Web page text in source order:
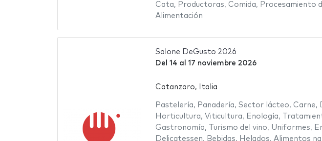
Cata, Productoras, Comida, Procesamiento
Alimentación
Salone DeGusto 2026
Del 14 al 17 noviembre 2026
Catanzaro, Italia
Pastelería, Panadería, Sector lácteo, Carne,
Horticultura, Viticultura, Enología,
Gastronomía, Turismo del vino, Uniformes,
Delicatessen, Bebidas, Helados, Alimentos